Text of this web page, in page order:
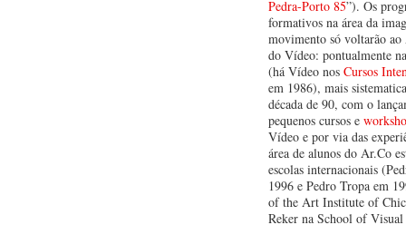
Pedra-Porto 85”). Os
formativos na área da
movimento só voltarão ao
do Vídeo: pontualmente
(há Vídeo nos Cursos
em 1986), mais
década de 90, com o
pequenos cursos e
Vídeo e por via das
área de alunos do Ar.Co
escolas internacionais
1996 e Pedro Tropa em
of the Art Institute of
Reker na School of